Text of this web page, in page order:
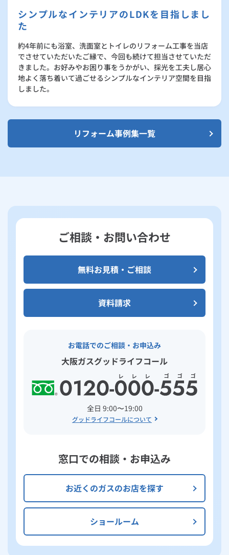
シンプルなインテリアのLDKを目指しまし
た
約4年前にも浴室、洗面室とトイレのリフォーム工事を当店
でさせていただいたご縁で、今回も続けて担当させていただ
きました。お好みやお困り事をうかがい、採光を工夫し居心
地よく落ち着いて過ごせるシンプルなインテリア空間を目指
しました。
リフォーム事例集一覧
ご相談・お問い合わせ
無料お見積・ご相談
資料請求
お電話でのご相談・お申込み
大阪ガスグッドライフコール
全日 9:00〜19:00
グッドライフコールについて
窓口での相談・お申込み
お近くのガスのお店を探す
ショールーム